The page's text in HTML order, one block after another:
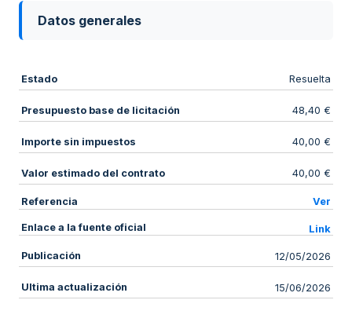
Datos generales
Estado Resuelta
Presupuesto base de licitación 48,40 €
Importe sin impuestos 40,00 €
Valor estimado del contrato 40,00 €
Referencia Ver
Enlace a la fuente oficial Link
Publicación 12/05/2026
Ultima actualización 15/06/2026